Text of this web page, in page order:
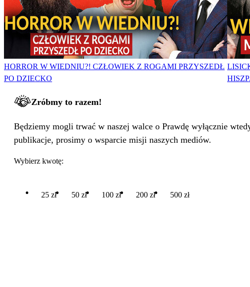
HORROR W WIEDNIU?! CZŁOWIEK Z ROGAMI PRZYSZEDŁ
PO DZIECKO
Zróbmy to razem!
Będziemy mogli trwać w naszej walce o Prawdę wyłącznie
publikacje, prosimy o wsparcie misji naszych mediów.
Wybierz kwotę:
25 zł 50 zł 100 zł 200 zł 500 zł